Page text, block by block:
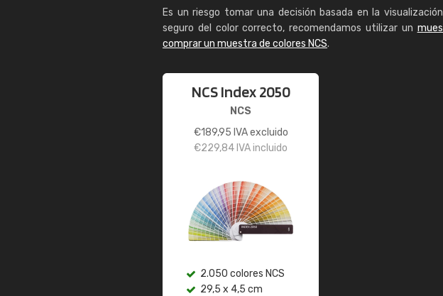
Es un riesgo tomar una decisión basada en la
seguro del color correcto, recomendamos utilizar un
comprar un muestra de colores NCS.
NCS Index 2050
NCS
€189,95 IVA excluido
€229,84 IVA incluido
2.050 colores NCS
29,5 x 4,5 cm